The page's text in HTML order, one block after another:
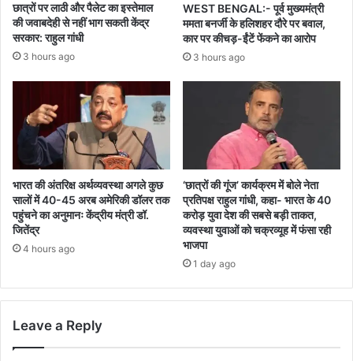
छात्रों पर लाठी और पैलेट का इस्तेमाल
की जवाबदेही से नहीं भाग सकती केंद्र
सरकार: राहुल गांधी
3 hours ago
WEST BENGAL:- पूर्व मुख्यमंत्री
ममता बनर्जी के हलिशहर दौरे पर बवाल,
कार पर कीचड़-ईंटें फेंकने का आरोप
3 hours ago
भारत की अंतरिक्ष अर्थव्यवस्था अगले कुछ
सालों में 40-45 अरब अमेरिकी डॉलर तक
पहुंचने का अनुमानः केंद्रीय मंत्री डॉ.
जितेंद्र
4 hours ago
‘छात्रों की गूंज’ कार्यक्रम में बोले नेता
प्रतिपक्ष राहुल गांधी, कहा- भारत के 40
करोड़ युवा देश की सबसे बड़ी ताकत,
व्यवस्था युवाओं को चक्रव्यूह में फंसा रही
भाजपा
1 day ago
Leave a Reply